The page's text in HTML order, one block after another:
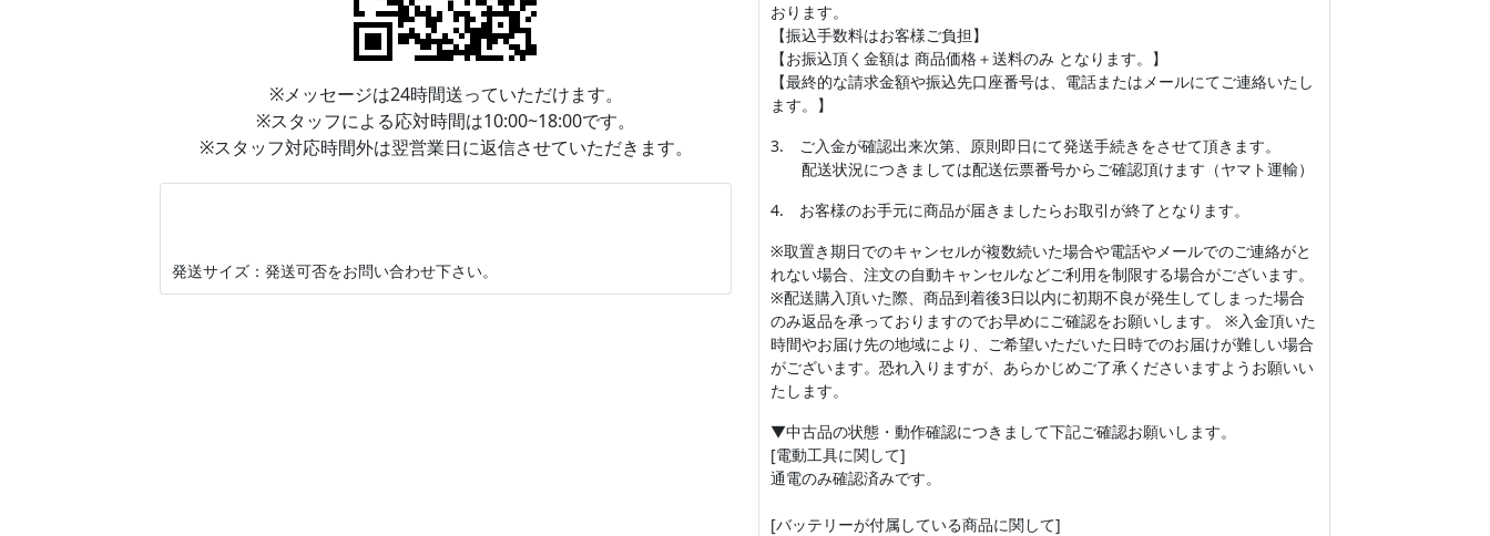
※メッセージは24時間送っていただけます。
※スタッフによる応対時間は10:00~18:00です。
※スタッフ対応時間外は翌営業日に返信させていただきます。
発送サイズ：発送可否をお問い合わせ下さい。
おります。
【振込手数料はお客様ご負担】
【お振込頂く金額は 商品価格＋送料のみ となります。】
【最終的な請求金額や振込先口座番号は、電話またはメールにてご連絡いたし
ます。】
3. ご入金が確認出来次第、原則即日にて発送手続きをさせて頂きます。
配送状況につきましては配送伝票番号からご確認頂けます（ヤマト運輸）
4. お客様のお手元に商品が届きましたらお取引が終了となります。
※取置き期日でのキャンセルが複数続いた場合や電話やメールでのご連絡がと
れない場合、注文の自動キャンセルなどご利用を制限する場合がございます。
※配送購入頂いた際、商品到着後3日以内に初期不良が発生してしまった場合
のみ返品を承っておりますのでお早めにご確認をお願いします。 ※入金頂いた
時間やお届け先の地域により、ご希望いただいた日時でのお届けが難しい場合
がございます。恐れ入りますが、あらかじめご了承くださいますようお願いい
たします。
▼中古品の状態・動作確認につきまして下記ご確認お願いします。
[電動工具に関して]
通電のみ確認済みです。
[バッテリーが付属している商品に関して]